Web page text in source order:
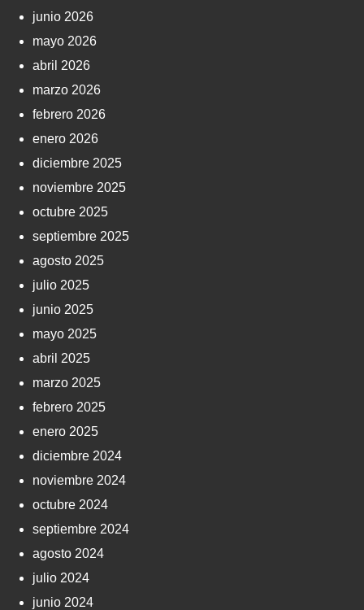
junio 2026
mayo 2026
abril 2026
marzo 2026
febrero 2026
enero 2026
diciembre 2025
noviembre 2025
octubre 2025
septiembre 2025
agosto 2025
julio 2025
junio 2025
mayo 2025
abril 2025
marzo 2025
febrero 2025
enero 2025
diciembre 2024
noviembre 2024
octubre 2024
septiembre 2024
agosto 2024
julio 2024
junio 2024